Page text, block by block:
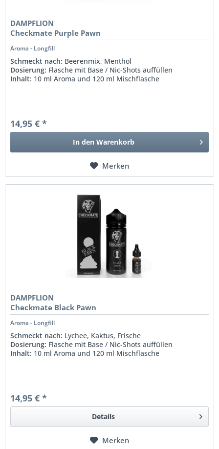
DAMPFLION
Checkmate Purple Pawn
Aroma - Longfill
Schmeckt nach: Beerenmix, Menthol
Dosierung: Flasche mit Base / Nic-Shots auffüllen
Inhalt: 10 ml Aroma und 120 ml Mischflasche
14,95 € *
In den Warenkorb
Merken
DAMPFLION
Checkmate Black Pawn
Aroma - Longfill
Schmeckt nach: Lychee, Kaktus, Frische
Dosierung: Flasche mit Base / Nic-Shots auffüllen
Inhalt: 10 ml Aroma und 120 ml Mischflasche
14,95 € *
Details
Merken